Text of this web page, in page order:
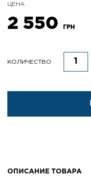
ЦЕНА
2 550 ГРН
КОЛИЧЕСТВО
ОПИСАНИЕ ТОВАРА